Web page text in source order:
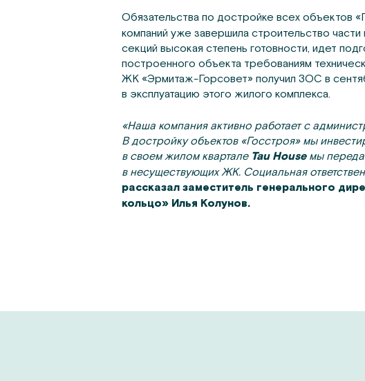
Обязательства по достройке всех объектов
компаний уже завершила строительство
секций высокая степень готовности, идет
построенного объекта требованиям
ЖК «Эрмитаж-Горсовет» получил ЗОС в
в эксплуатацию этого жилого комплекса.
«Наша компания активно работает с
В достройку объектов «Госстроя» мы
в своем жилом квартале Tau Houseмы
в несуществующих ЖК. Социальная
рассказал заместитель генерального
кольцо» Илья Колунов.